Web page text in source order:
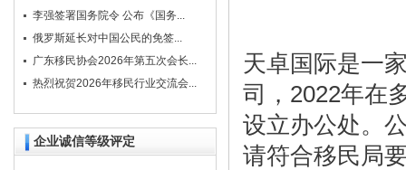
李强签署国务院令 公布《国务...
俄罗斯延长对中国公民的免签...
广东移民协会2026年第五次会长...
热烈祝贺2026年移民行业交流会...
企业诚信等级评定
天卓国际是一
司，2022年在
设立办公处。
请符合移民局